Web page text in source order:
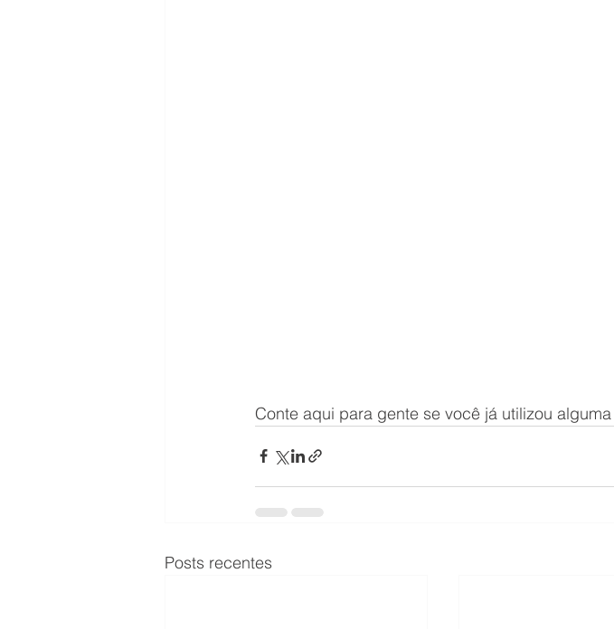
Conte aqui para gente se você já utilizou
Posts recentes